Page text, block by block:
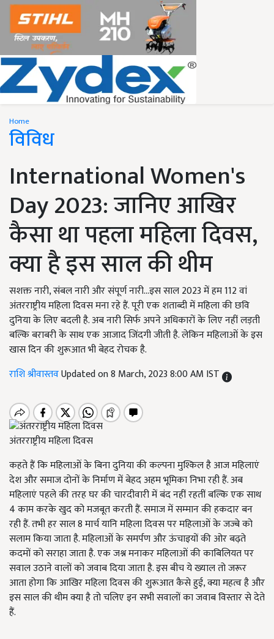
Home
विविध
International Women's
Day 2023: जानिए आखिर
कैसा था पहला महिला दिवस,
क्या है इस साल की थीम
सशक्त नारी, संबल नारी और संपूर्ण नारी...इस साल 2023 में हम 112 वां
अंतरराष्ट्रीय महिला दिवस मना रहे हैं. पूरी एक शताब्दी में महिला की छवि
दुनिया के लिए बदली है. अब नारी सिर्फ अपने अधिकारों के लिए नहीं लड़ती
बल्कि बराबरी के साथ एक आजाद जिंदगी जीती है. लेकिन महिलाओं के इस
खास दिन की शुरूआत भी बेहद रोचक है.
राशि श्रीवास्तवUpdated on 8 March, 2023 8:00 AM IST
अंतरराष्ट्रीय महिला दिवस
कहते हैं कि महिलाओं के बिना दुनिया की कल्पना मुश्किल है आज महिलाएं
देश और समाज दोनों के निर्माण में बेहद अहम भूमिका निभा रही हैं. अब
महिलाएं पहले की तरह घर की चारदीवारी में बंद नहीं रहतीं बल्कि एक साथ
4 काम करके खुद को मजबूत करती हैं. समाज में सम्मान की हकदार बन
रही हैं. तभी हर साल 8 मार्च यानि महिला दिवस पर महिलाओं के जज्बे को
सलाम किया जाता है. महिलाओं के समर्पण और ऊंचाइयों की ओर बढ़ते
कदमों को सराहा जाता है. एक जश्न मनाकर महिलाओं की काबिलियत पर
सवाल उठाने वालों को जवाब दिया जाता है. इस बीच ये ख्याल तो जरूर
आता होगा कि आखिर महिला दिवस की शुरूआत कैसे हुई, क्या महत्व है और
इस साल की थीम क्या है तो चलिए इन सभी सवालों का जवाब विस्तार से देते
हैं.